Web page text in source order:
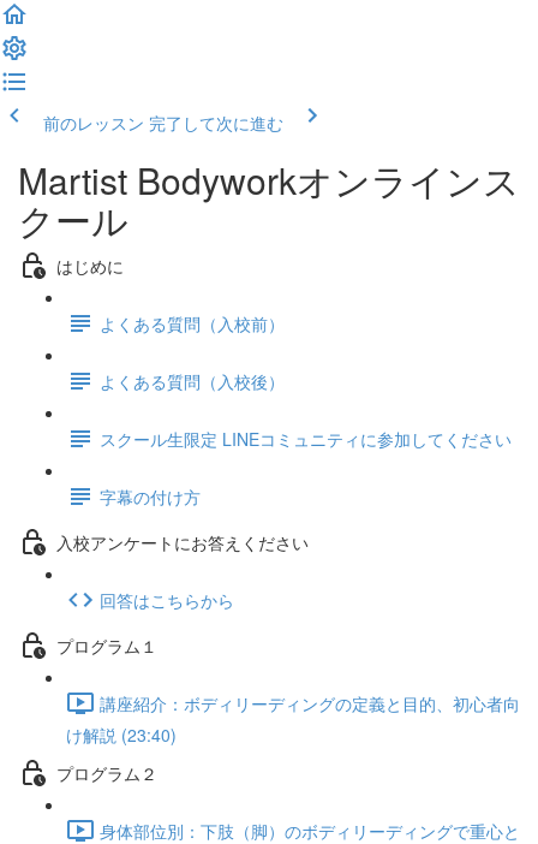
前のレッスン 完了して次に進む
Martist Bodyworkオンラインス
クール
はじめに
よくある質問（入校前）
よくある質問（入校後）
スクール生限定 LINEコミュニティに参加してください
字幕の付け方
入校アンケートにお答えください
回答はこちらから
プログラム１
講座紹介：ボディリーディングの定義と目的、初心者向
け解説 (23:40)
プログラム２
身体部位別：下肢（脚）のボディリーディングで重心と